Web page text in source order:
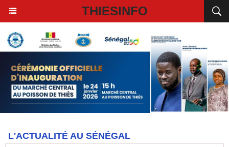
THIESINFO
L'ACTUALITÉ AU SÉNÉGAL